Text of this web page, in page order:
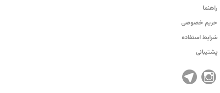
راهنما
حریم خصوصی
شرایط استفاده
پشتیبانی